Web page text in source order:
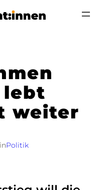
lebt
weiter
inPolitik